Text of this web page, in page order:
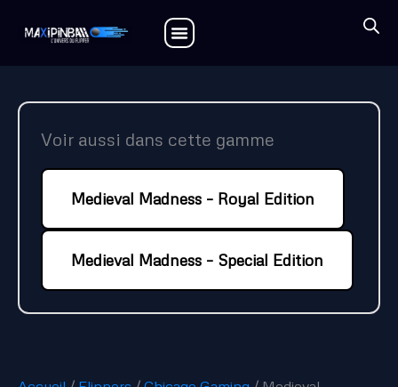
Voir aussi dans cette gamme
Medieval Madness – Royal Edition
Medieval Madness – Special Edition